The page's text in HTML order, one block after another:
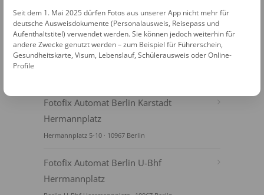
Fotofix Automat Berlin Karstadt
Hermannplatz
Hermannplatz 5-10 · 10967 Berlin
Fotofix Automat Berlin U-Bhf
Herrmannplatz
Seit dem 1. Mai 2025 dürfen Fotos aus unserer App nicht mehr für
deutsche Ausweisdokumente (Personalausweis, Reisepass und
Aufenthaltstitel) verwendet werden. Sie können jedoch weiterhin für
andere Zwecke genutzt werden – zum Beispiel für Führerschein,
Gesundheitskarte, Visum, Lebenslauf, Schülerausweis oder Online-
Profile